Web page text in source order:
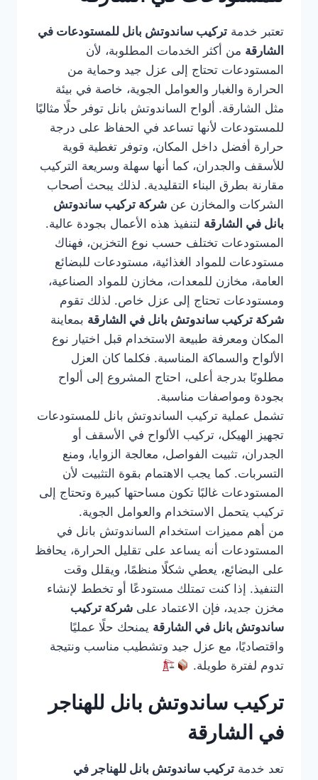
تعتبر خدمة تركيب ساندوتش بانل للمستودعات في
الشارقة من أكثر الخدمات المطلوبة، لأن
المستودعات تحتاج إلى عزل جيد وحماية من
الحرارة والغبار والعوامل الجوية، خاصة في بيئة
مثل الشارقة. ألواح الساندوتش بانل توفر حلًا مثاليًا
للمستودعات لأنها تساعد في الحفاظ على درجة
حرارة أفضل داخل المكان، وتوفر تغطية قوية
للأسقف والجدران، كما أنها سهلة وسريعة التركيب
مقارنة بطرق البناء التقليدية. لذلك يبحث أصحاب
الشركات والمخازن عن شركة تركيب ساندوتش
بانل في الشارقة لتنفيذ هذه الأعمال بجودة عالية.
المستودعات تختلف حسب نوع التخزين، فهناك
مستودعات للمواد الغذائية، مستودعات للبضائع
العامة، مخازن للمعدات، مخازن للمواد الصناعية،
ومستودعات تحتاج إلى عزل خاص. لذلك تقوم
شركة تركيب ساندوتش بانل في الشارقة بمعاينة
المكان ومعرفة طبيعة الاستخدام قبل اختيار نوع
الألواح والسماكة المناسبة. فكلما كان العزل
مطلوبًا بدرجة أعلى، احتاج المشروع إلى ألواح
بجودة ومواصفات مناسبة.
تشمل عملية تركيب الساندوتش بانل للمستودعات
تجهيز الهيكل، تركيب الألواح في الأسقف أو
الجدران، تثبيت الفواصل، معالجة الزوايا، ومنع
التسربات. كما يجب الاهتمام بقوة التثبيت لأن
المستودعات غالبًا تكون مساحتها كبيرة وتحتاج إلى
تركيب يتحمل الاستخدام والعوامل الجوية.
من أهم مميزات استخدام الساندوتش بانل في
المستودعات أنه يساعد على تقليل الحرارة، يحافظ
على البضائع، يعطي شكلًا منظمًا، ويقلل وقت
التنفيذ. إذا كنت تمتلك مستودعًا أو تخطط لإنشاء
مخزن جديد، فإن الاعتماد على شركة تركيب
ساندوتش بانل في الشارقة يمنحك حلًا عمليًا
واقتصاديًا، مع عزل جيد وتشطيب مناسب ونتيجة
تدوم لفترة طويلة.
تركيب ساندوتش بانل للهناجر
في الشارقة
تعد خدمة تركيب ساندوتش بانل للهناجر في